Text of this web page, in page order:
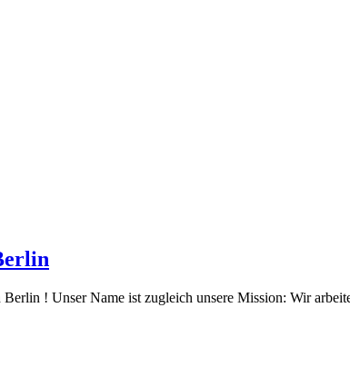
! Unser Name ist zugleich unsere Mission: Wir